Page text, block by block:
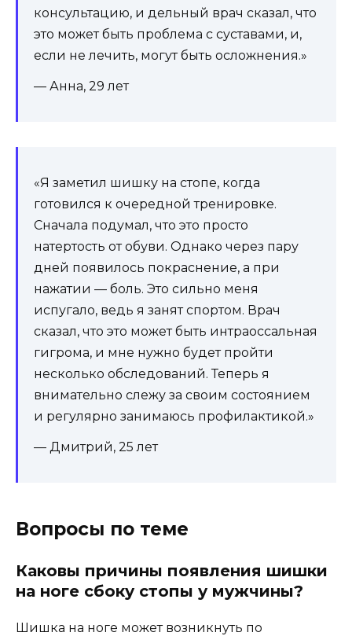
консультацию, и дельный врач сказал, что
это может быть проблема с суставами, и,
если не лечить, могут быть осложнения.»
— Анна, 29 лет
«Я заметил шишку на стопе, когда
готовился к очередной тренировке.
Сначала подумал, что это просто
натертость от обуви. Однако через пару
дней появилось покраснение, а при
нажатии — боль. Это сильно меня
испугало, ведь я занят спортом. Врач
сказал, что это может быть интраоссальная
гигрома, и мне нужно будет пройти
несколько обследований. Теперь я
внимательно слежу за своим состоянием
и регулярно занимаюсь профилактикой.»
— Дмитрий, 25 лет
Вопросы по теме
Каковы причины появления шишки
на ноге сбоку стопы у мужчины?
Шишка на ноге может возникнуть по